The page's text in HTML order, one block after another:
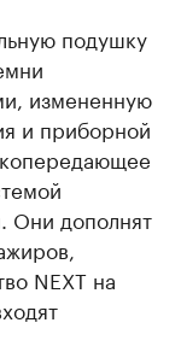
подушку
измененную
и приборной
Они дополнят
NEXT на